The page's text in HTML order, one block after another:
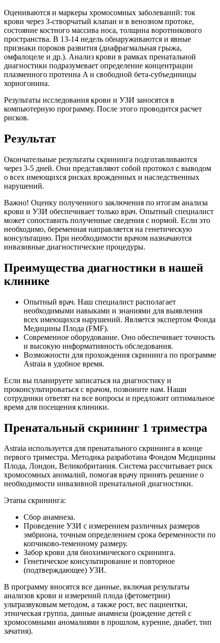
Оцениваются и маркеры хромосомных заболеваний: ток
крови через 3-створчатый клапан и в венозном протоке,
состояние костного массива носа, толщина воротникового
пространства. В 13-14 недель обнаруживаются и явные
признаки пороков развития (диафрагмальная грыжа,
омфалоцеле и др.). Анализ крови в рамках пренатальной
диагностики подразумевает определение концентрации
плазменного протеина A и свободной бета-субъединицы
хориогонина.
Результаты исследования крови и УЗИ заносятся в
компьютерную программу. После этого проводится расчет
рисков.
Результат
Окончательные результаты скрининга подготавливаются
через 3-5 дней. Они представляют собой протокол с выводом
о всех имеющихся рисках врожденных и наследственных
нарушений.
Важно! Оценку полученного заключения по итогам анализа
крови и УЗИ обеспечивает только врач. Опытный специалист
может сопоставить полученные сведения с нормой. Если это
необходимо, беременная направляется на генетическую
консультацию. При необходимости врачом назначаются
инвазивные диагностические процедуры.
Преимущества диагностики в нашей
клинике
Опытный врач. Наш специалист располагает
необходимыми навыками и знаниями для выявления
всех имеющихся нарушений. Является экспертом Фонда
Медицины Плода (FMF).
Современное оборудование. Оно обеспечивает точность
и высокую информативность обследования.
Возможности для прохождения скрининга по программе
Astraia в удобное время.
Если вы планируете записаться на диагностику и
проконсультироваться с врачом, позвоните нам. Наши
сотрудники ответят на все вопросы и предложит оптимальное
время для посещения клиники.
Пренатальный скрининг 1 триместра
Astraia используется для пренатального скрининга в конце
первого триместра. Методика разработана Фондом Медицины
Плода, Лондон, Великобритания. Система рассчитывает риск
хромосомных аномалий, помогая врачу принять решение о
необходимости инвазивной пренатальной диагностики.
Этапы скрининга:
Сбор анамнеза.
Проведение УЗИ с измерением различных размеров
эмбриона, точным определением срока беременности по
копчиково-теменному размеру.
Забор крови для биохимического скрининга.
Генетическое консультирование и повторное
(подтверждающее) УЗИ.
В программу вносятся все данные, включая результаты
анализов крови и измерений плода (фетометрии)
ультразвуковым методом, а также рост, вес пациентки,
этническая группа, данные анамнеза (рождение детей с
хромосомными аномалиями в прошлом, курение, диабет, тип
зачатия).